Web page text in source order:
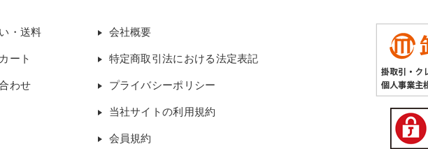
・送料
ート
わせ
会社概要
特定商取引法における法定表記
プライバシーポリシー
当社サイトの利用規約
会員規約